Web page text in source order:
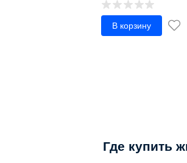
В корзину
Где купить